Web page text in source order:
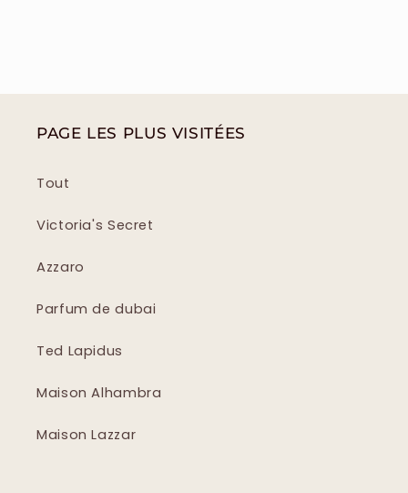
PAGE LES PLUS VISITÉES
Tout
Victoria's Secret
Azzaro
Parfum de dubai
Ted Lapidus
Maison Alhambra
Maison Lazzar